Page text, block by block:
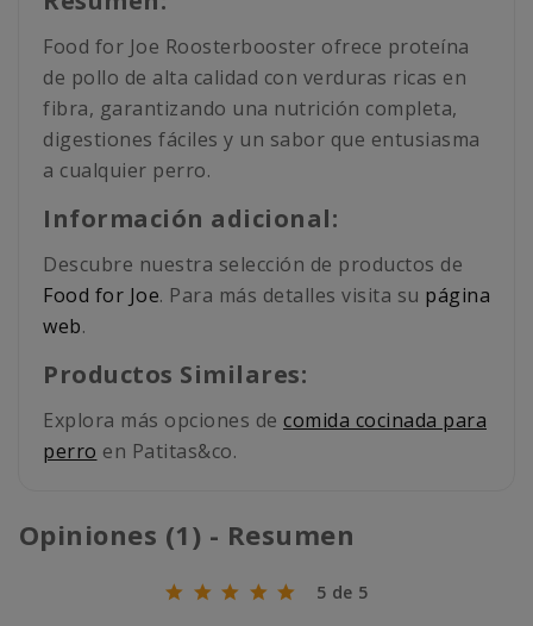
Food for Joe Roosterbooster ofrece proteína
de pollo de alta calidad con verduras ricas en
fibra, garantizando una nutrición completa,
digestiones fáciles y un sabor que entusiasma
a cualquier perro.
Información adicional:
Descubre nuestra selección de productos de
Food for Joe. Para más detalles visita su página
web.
Productos Similares:
Explora más opciones de comida cocinada para
perro en Patitas&co.
Opiniones (1) - Resumen
5 de 5